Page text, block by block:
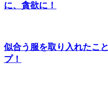
に、貪欲に！
似合う服を取り入れたこ
プ！